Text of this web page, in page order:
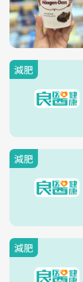
減肥
減肥
減肥